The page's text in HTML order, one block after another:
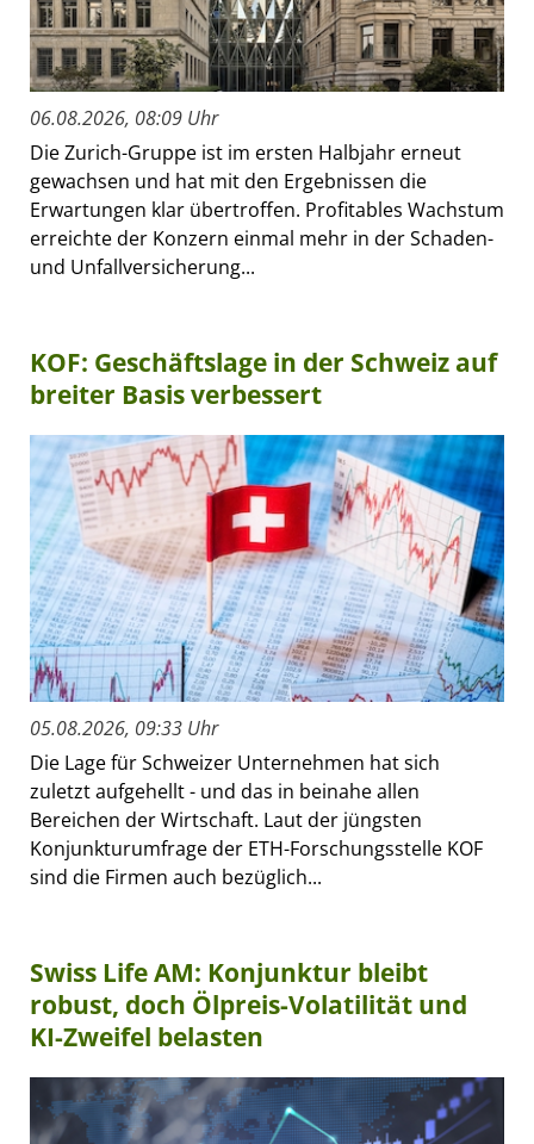
06.08.2026, 08:09 Uhr
Die Zurich-Gruppe ist im ersten Halbjahr erneut
gewachsen und hat mit den Ergebnissen die
Erwartungen klar übertroffen. Profitables Wachstum
erreichte der Konzern einmal mehr in der Schaden-
und Unfallversicherung...
KOF: Geschäftslage in der Schweiz auf
breiter Basis verbessert
05.08.2026, 09:33 Uhr
Die Lage für Schweizer Unternehmen hat sich
zuletzt aufgehellt - und das in beinahe allen
Bereichen der Wirtschaft. Laut der jüngsten
Konjunkturumfrage der ETH-Forschungsstelle KOF
sind die Firmen auch bezüglich...
Swiss Life AM: Konjunktur bleibt
robust, doch Ölpreis-Volatilität und
KI-Zweifel belasten